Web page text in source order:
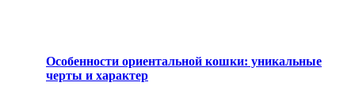
Особенности ориентальной кошки: уникальные
черты и характер